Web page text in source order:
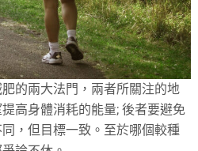
肥的兩大法門，兩者所關注的地
高身體消耗的能量; 後者要避免
，但目標一致。至於哪個較種